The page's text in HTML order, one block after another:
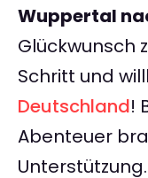
Wuppertal
Glückwunsch
Schritt und
Deutschland!
Abenteuer